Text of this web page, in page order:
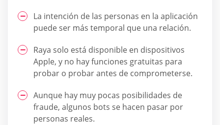
La intención de las personas en la aplicación
puede ser más temporal que una relación.
Raya solo está disponible en dispositivos
Apple, y no hay funciones gratuitas para
probar o probar antes de comprometerse.
Aunque hay muy pocas posibilidades de
fraude, algunos bots se hacen pasar por
personas reales.